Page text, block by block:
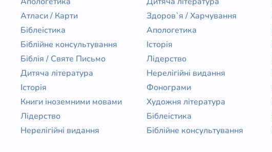
Атласи / Карти
Біблеістика
Біблійне консультування
Біблія / Святе Письмо
Дитяча література
Історія
Книги іноземними мовами
Лідерство
Нерелігійні видання
Здоров`я / Харчування
Апологетика
Історія
Лідерство
Нерелігійні видання
Фонограми
Художня література
Біблеістика
Біблійне консультування